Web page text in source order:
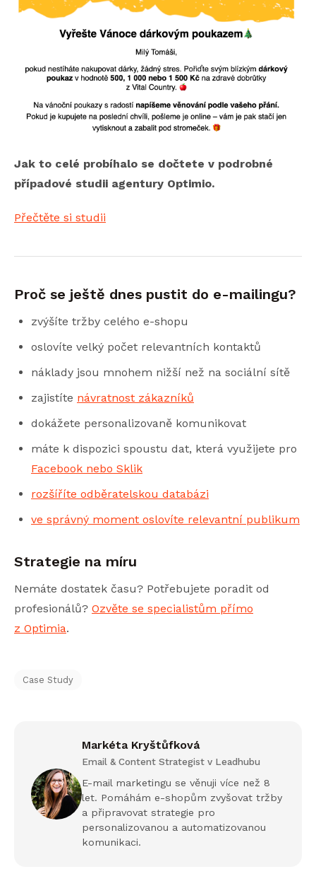
Jak to celé probíhalo se dočtete v podrobné
případové studii agentury Optimio.
Přečtěte si studii
Proč se ještě dnes pustit do e-mailingu?
zvýšíte tržby celého e-shopu
oslovíte velký počet relevantních kontaktů
náklady jsou mnohem nižší než na sociální sítě
zajistíte návratnost zákazníků
dokážete personalizovaně komunikovat
máte k dispozici spoustu dat, která využijete pro
Facebook nebo Sklik
rozšíříte odběratelskou databázi
ve správný moment oslovíte relevantní publikum
Strategie na míru
Nemáte dostatek času? Potřebujete poradit od
profesionálů? Ozvěte se specialistům přímo
z Optimia.
Case Study
Markéta Kryštůfková
Email & Content Strategist v Leadhubu
E-mail marketingu se věnuji více než 8
let. Pomáhám e-shopům zvyšovat tržby
a připravovat strategie pro
personalizovanou a automatizovanou
komunikaci.